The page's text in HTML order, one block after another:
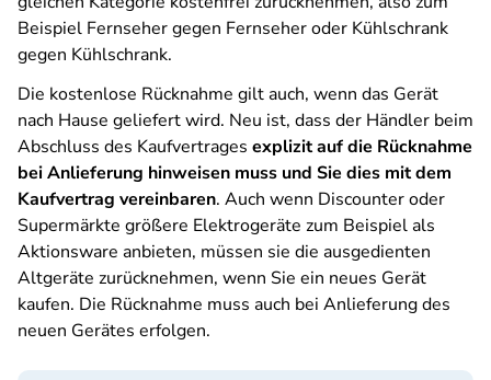
Beispiel Fernseher gegen Fernseher oder Kühlschrank
gegen Kühlschrank.
Die kostenlose Rücknahme gilt auch, wenn das Gerät
nach Hause geliefert wird. Neu ist, dass der Händler beim
Abschluss des Kaufvertrages explizit auf die Rücknahme
bei Anlieferung hinweisen muss und Sie dies mit dem
Kaufvertrag vereinbaren. Auch wenn Discounter oder
Supermärkte größere Elektrogeräte zum Beispiel als
Aktionsware anbieten, müssen sie die ausgedienten
Altgeräte zurücknehmen, wenn Sie ein neues Gerät
kaufen. Die Rücknahme muss auch bei Anlieferung des
neuen Gerätes erfolgen.